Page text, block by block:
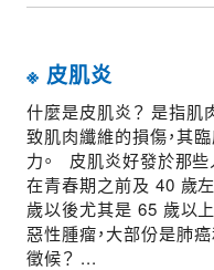
※ 皮肌炎
什麼是皮肌炎？ 是指肌
致肌肉纖維的損傷，其
力。 皮肌炎好發於那
在青春期之前及 40 歲
歲以後尤其是 65 歲以
惡性腫瘤，大部份是肺
徵候？ ...